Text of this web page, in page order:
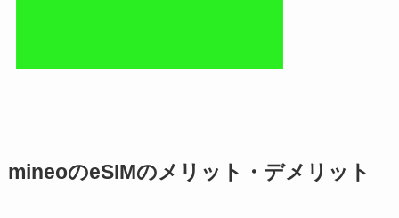
mineoのeSIMのメリット・デメリット